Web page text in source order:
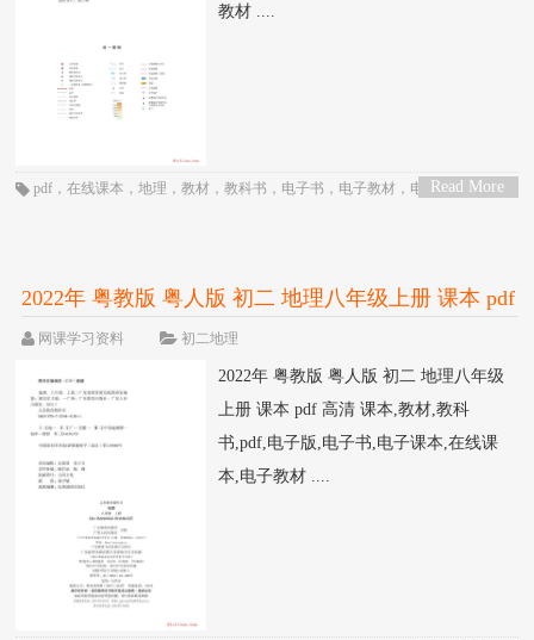
教材 ....
Read More
pdf ，在线课本 ，地理 ，教材 ，教科书 ， 电子书 ， 电子教材 ， 电子版， 电子
2022年 粤教版 粤人版 初二 地理八年级上册 课本 pdf
高清
网课学习资料 初二地理
2022年 粤教版 粤人版 初二 地理八年级
上册 课本 pdf 高清 课本,教材,教科
书,pdf,电子版,电子书,电子课本,在线课
本,电子教材 ....